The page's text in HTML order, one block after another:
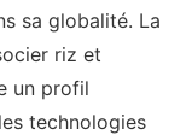
sa globalité. La
riz et
un profil
technologies